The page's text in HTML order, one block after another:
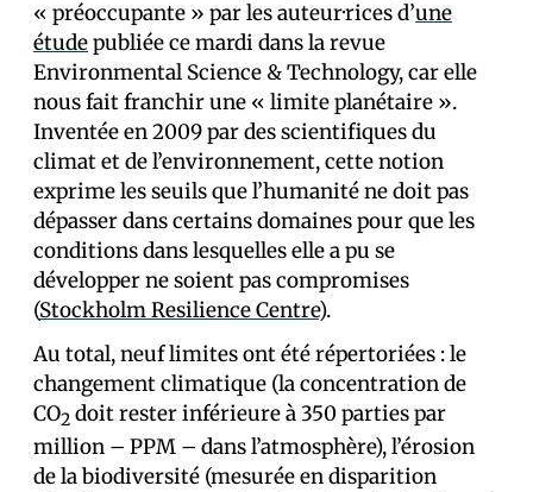
« préoccupante » par les auteur·rices d’une
étudepubliée ce mardi dans la revue
Environmental Science & Technology, car elle
nous fait franchir une « limite planétaire ».
Inventée en 2009 par des scientifiques du
climat et de l’environnement, cette notion
exprime les seuils que l’humanité ne doit pas
dépasser dans certains domaines pour que les
conditions dans lesquelles elle a pu se
développer ne soient pas compromises
(Stockholm Resilience Centre).
Au total, neuf limites ont été répertoriées : le
changement climatique (la concentration de
CO2 doit rester inférieure à 350 parties par
million – PPM – dans l’atmosphère), l’érosion
de la biodiversité (mesurée en disparition